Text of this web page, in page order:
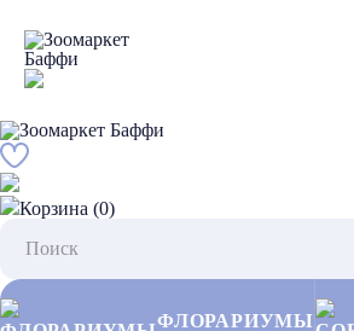
Корзина (0)
ФЛОРАРИУМЫ